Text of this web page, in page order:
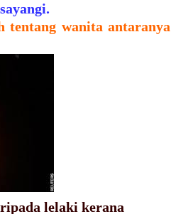
tentang wanita antaranya
lelaki kerana